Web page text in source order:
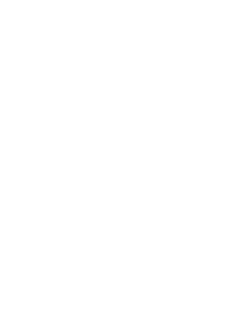
presentation/d/
presentation/d/